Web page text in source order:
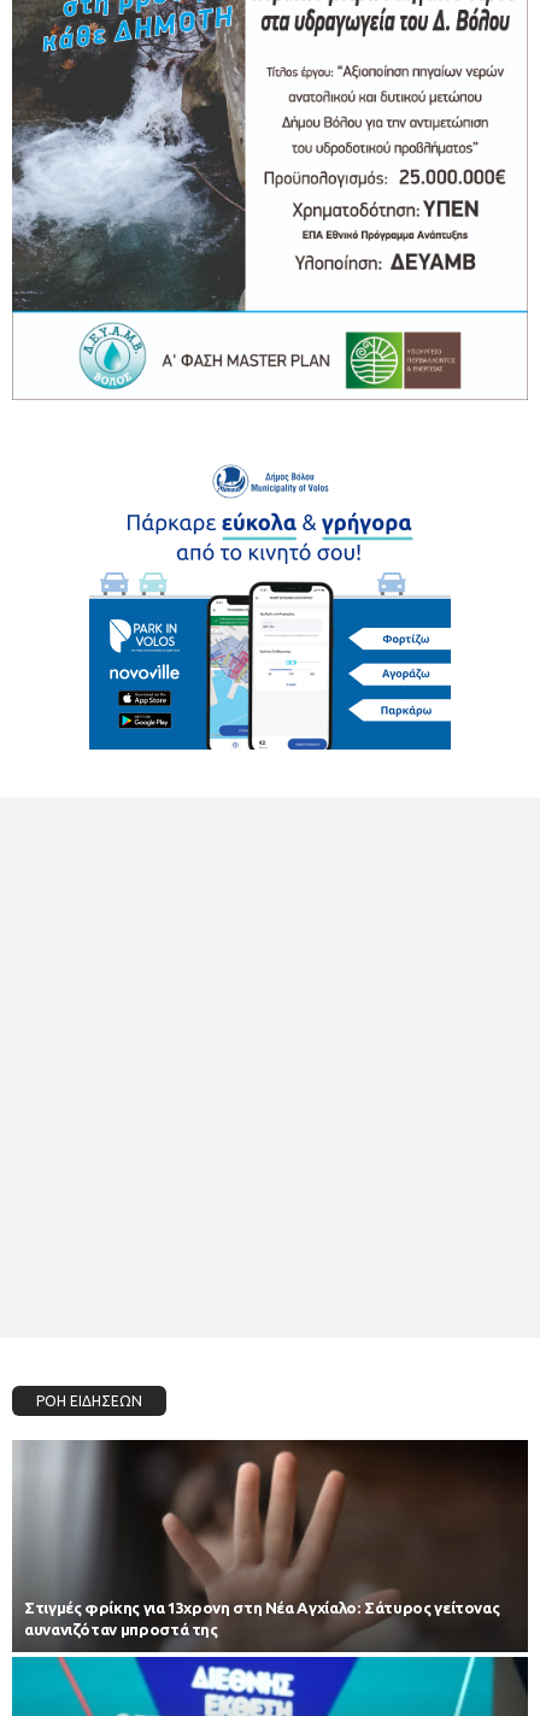
ΡΟΗ ΕΙΔΗΣΕΩΝ
Στιγμές φρίκης για 13χρονη στη Νέα Αγχίαλο: Σάτυρος γείτονας
αυνανιζόταν μπροστά της